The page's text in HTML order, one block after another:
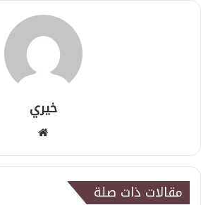
خيري
مقالات ذات صلة